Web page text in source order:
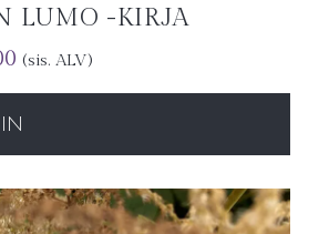
LUMO -KIRJA
(sis. ALV)